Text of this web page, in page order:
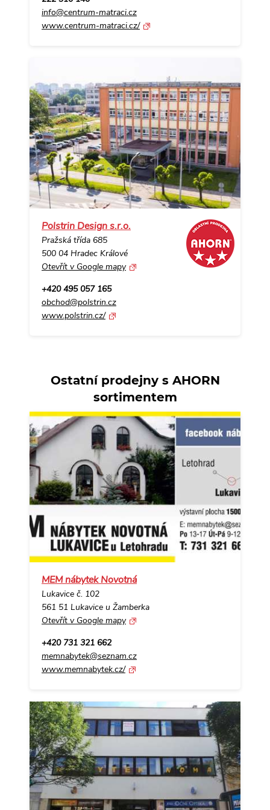
info@centrum-matraci.cz
www.centrum-matraci.cz/
Polstrin Design s.r.o.
Pražská třída 685
500 04 Hradec Králové
Otevřít v Google mapy
+420 495 057 165
obchod@polstrin.cz
www.polstrin.cz/
Ostatní prodejny s AHORN
sortimentem
MEM nábytek Novotná
Lukavice č. 102
561 51 Lukavice u Žamberka
Otevřít v Google mapy
+420 731 321 662
memnabytek@seznam.cz
www.memnabytek.cz/